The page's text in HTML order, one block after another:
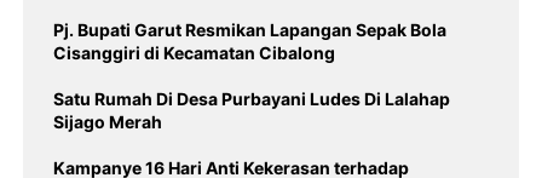
Pj. Bupati Garut Resmikan Lapangan Sepak Bola
Cisanggiri di Kecamatan Cibalong
Satu Rumah Di Desa Purbayani Ludes Di Lalahap
Sijago Merah
Kampanye 16 Hari Anti Kekerasan terhadap